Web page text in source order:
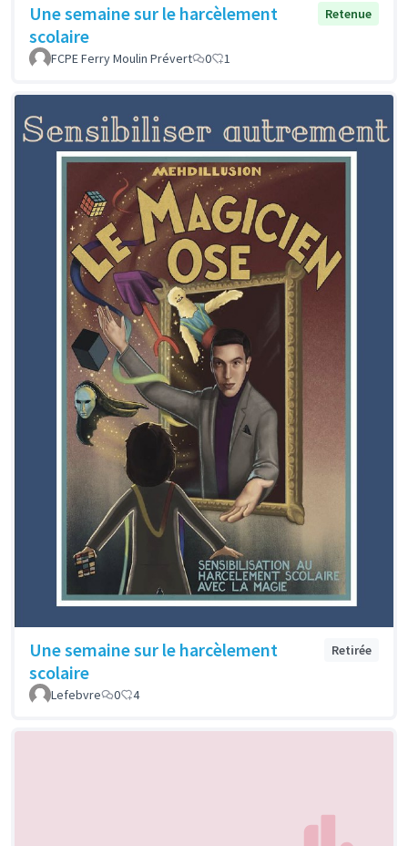
Une semaine sur le harcèlement
scolaire
Retenue
FCPE Ferry Moulin Prévert 0 1
Une semaine sur le harcèlement
scolaire
Retirée
Lefebvre 0 4